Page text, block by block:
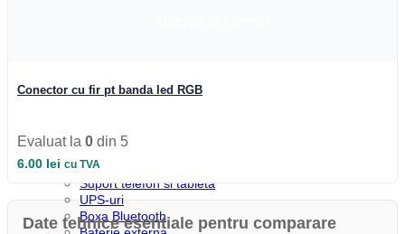
Profile rotunde
Automatizari si Smart
Smart Wheel
Incarcatoare
Suport telefon si tableta
UPS-uri
Boxa Bluetooth
Conector cu fir pt banda led RGB
Evaluat la 0 din 5
6.00 lei cu TVA
Date tehnice esentiale pentru comparare